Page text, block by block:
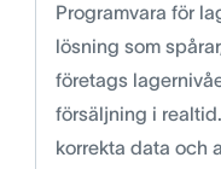
Programvara för
lösning som
företags
försäljning i
korrekta data och